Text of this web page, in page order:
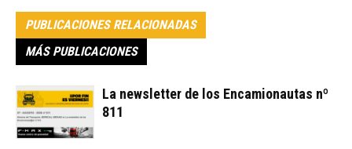
PUBLICACIONES RELACIONADAS
MÁS PUBLICACIONES
La newsletter de los Encamionautas nº
811